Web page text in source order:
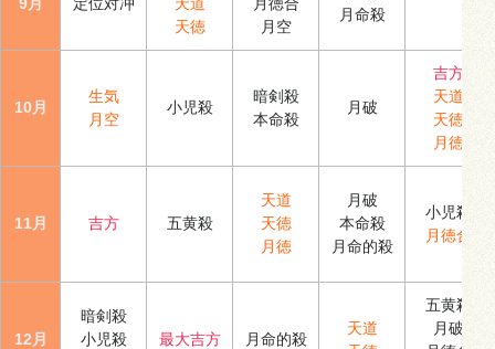
天徳
月空
月命殺
10月
生気
月空
小児殺
暗剣殺
本命殺
月破
吉方
天道
天徳
月徳
11月 吉方 五黄殺
天道
天徳
月徳
月破
本命殺
月命的殺
小児殺
月徳合
12月
暗剣殺
小児殺
最大吉方 月命的殺
天道
五黄殺
月破